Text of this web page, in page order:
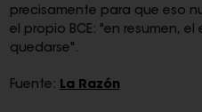
precisamente para que eso
el propio BCE: "en resumen,
quedarse".
Fuente: La Razón